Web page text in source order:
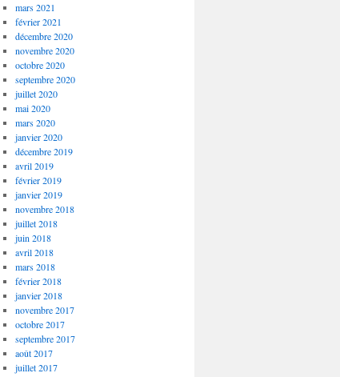
mars 2021
février 2021
décembre 2020
novembre 2020
octobre 2020
septembre 2020
juillet 2020
mai 2020
mars 2020
janvier 2020
décembre 2019
avril 2019
février 2019
janvier 2019
novembre 2018
juillet 2018
juin 2018
avril 2018
mars 2018
février 2018
janvier 2018
novembre 2017
octobre 2017
septembre 2017
août 2017
juillet 2017